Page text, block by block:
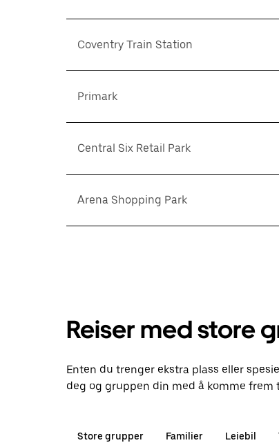
Coventry Train Station
Primark
Central Six Retail Park
Arena Shopping Park
Reiser med store
Enten du trenger ekstra plass eller
deg og gruppen din med å komme frem
Store grupper Familier Leiebil